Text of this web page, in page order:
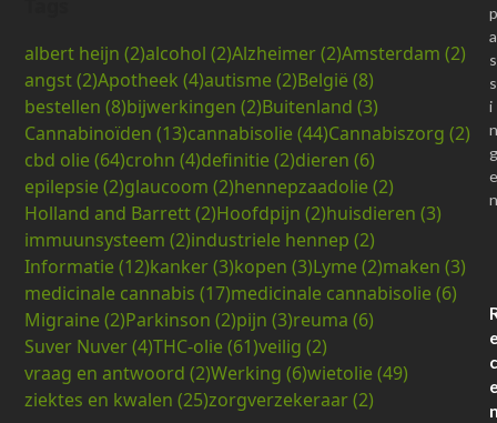
albert heijn (2)alcohol (2)Alzheimer(2)Amsterdam (2)
angst(2)Apotheek (4)autisme (2)België (8)
bestellen (8)bijwerkingen (2)Buitenland (3)
Cannabinoïden (13)cannabisolie (44)Cannabiszorg (2)
cbd olie (64)crohn (4)definitie (2)dieren (6)
epilepsie (2)glaucoom (2)hennepzaadolie (2)
Holland and Barrett(2)Hoofdpijn (2)huisdieren (3)
immuunsysteem (2)industriele hennep (2)
Informatie (12)kanker(3)kopen (3)Lyme (2)maken (3)
medicinale cannabis (17)medicinale cannabisolie (6)
Migraine (2)Parkinson (2)pijn (3)reuma (6)
Suver Nuver(4)THC-olie (61)veilig (2)
vraag en antwoord (2)Werking (6)wietolie (49)
ziektes en kwalen (25)zorgverzekeraar(2)
p
a
s
s
i
n
g
e
n
c